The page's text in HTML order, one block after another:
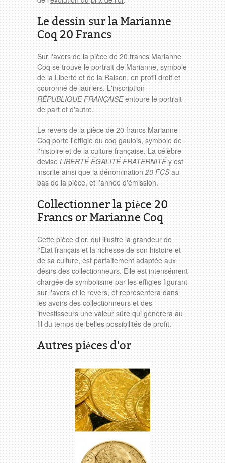
Le dessin sur la Marianne
Coq 20 Francs
Sur l'avers de la pièce de 20 francs Marianne
Coq se trouve le portrait de Marianne, symbole
de la Liberté et de la Raison, en profil droit et
couronné de lauriers. L'inscription
RÉPUBLIQUE FRANÇAISEentoure le portrait
de part et d'autre.
Le revers de la pièce de 20 francs Marianne
Coq porte l'effigie du coq gaulois, symbole de
l'histoire et de la culture française. La célèbre
deviseLIBERTÉ ÉGALITÉ FRATERNITÉy est
inscrite ainsi que la dénomination20 FCSau
bas de la pièce, et l'année d'émission.
Collectionner la pièce 20
Francs or Marianne Coq
Cette pièce d'or, qui illustre la grandeur de
l'Etat français et la richesse de son histoire et
de sa culture, est parfaitement adaptée aux
désirs des collectionneurs. Elle est intensément
chargée de symbolisme par les effigies figurant
sur l'avers et le revers, et représentera dans
les avoirs des collectionneurs et des
investisseurs une valeur sûre qui générera au
fil du temps de belles possibilités de profit.
Autres pièces d'or